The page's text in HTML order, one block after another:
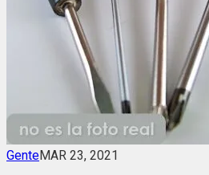
GenteMAR 23, 2021